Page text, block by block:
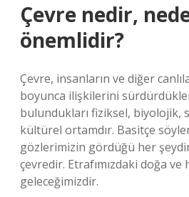
Çevre nedir,
önemlidir?
Çevre, insanların ve diğer
boyunca ilişkilerini
bulundukları fiziksel, biyolojik,
kültürel ortamdır. Basitçe
gözlerimizin gördüğü her şeydir.
çevredir. Etrafımızdaki doğa ve
geleceğimizdir.